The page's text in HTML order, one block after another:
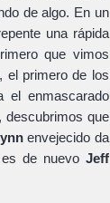
de algo. En un
una rápida
que vimos
el primero de los
el enmascarado
que
envejecido da
de nuevo Jeff